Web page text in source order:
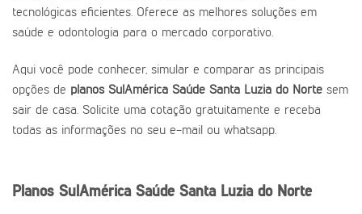
tecnológicas eficientes. Oferece as melhores soluções em
saúde e odontologia para o mercado corporativo.
Aqui você pode conhecer, simular e comparar as principais
opções de planos SulAmérica Saúde Santa Luzia do Norte sem
sair de casa. Solicite uma cotação gratuitamente e receba
todas as informações no seu e-mail ou whatsapp.
Planos SulAmérica Saúde Santa Luzia do Norte